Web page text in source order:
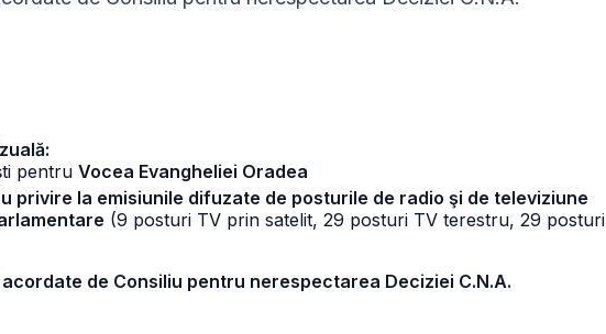
pentru Vocea Evangheliei Oradea
privire la emisiunile difuzate de posturile de radio şi de televiziune
(9 posturi TV prin satelit, 29 posturi TV terestru, 29 posturi
de Consiliu pentru nerespectarea Deciziei C.N.A.